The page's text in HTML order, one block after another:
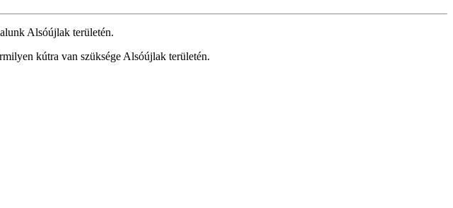
Alsóújlak területén.
kútra van szüksége Alsóújlak területén.